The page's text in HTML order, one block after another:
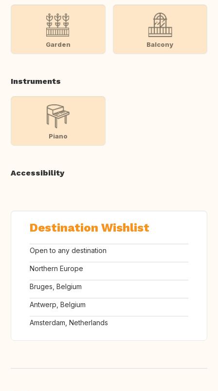
Garden Balcony
Instruments
Piano
Accessibility
Destination Wishlist
Open to any destination
Northern Europe
Bruges, Belgium
Antwerp, Belgium
Amsterdam, Netherlands